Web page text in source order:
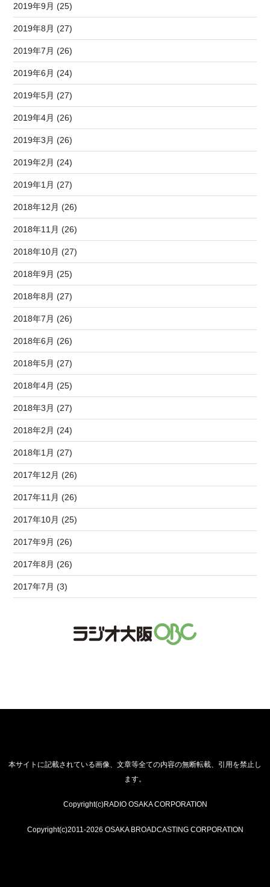
2019年9月 (25)
2019年8月 (27)
2019年7月 (26)
2019年6月 (24)
2019年5月 (27)
2019年4月 (26)
2019年3月 (26)
2019年2月 (24)
2019年1月 (27)
2018年12月 (26)
2018年11月 (26)
2018年10月 (27)
2018年9月 (25)
2018年8月 (27)
2018年7月 (26)
2018年6月 (26)
2018年5月 (27)
2018年4月 (25)
2018年3月 (27)
2018年2月 (24)
2018年1月 (27)
2017年12月 (26)
2017年11月 (26)
2017年10月 (25)
2017年9月 (26)
2017年8月 (26)
2017年7月 (3)
本サイトに記載されている画像、文章等全ての内容の無断転載、引用を禁止し
ます。
Copyright(c)RADIO OSAKA CORPORATION
Copyright(c)2011-2026 OSAKA BROADCASTING CORPORATION